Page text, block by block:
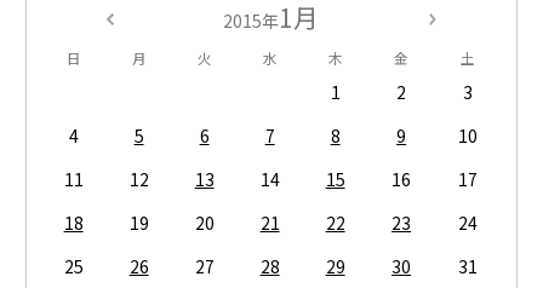
2015年1月
日 月 火 水 木 金 土
1 2
3
4
5 6 7 8 9
10
11
12 13 14 15 16
17
18
19 20 21 22 23
24
25
26 27 28 29 30 31